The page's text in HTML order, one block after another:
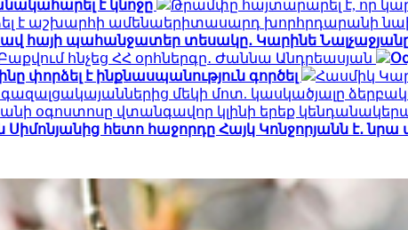
է կնոջը
Թրամփը հայտարարել է, որ
է աշխարհի ամենաերիտասարդ խորհրդարանի
հայի պահանջատեր տեսակը․ Կարինե
հնչեց ՀՀ օրհներգը․ Ժաննա Անդրեասյան
փորձել է ինքնասպանություն գործել
Հասմիկ
մեկի մոտ. կասկածյալը
օգոստոսը վտանգավոր կլինի երեք
Սիմոնյանից հետո հաջորդը Հայկ Կոնջորյանն է․ նրա